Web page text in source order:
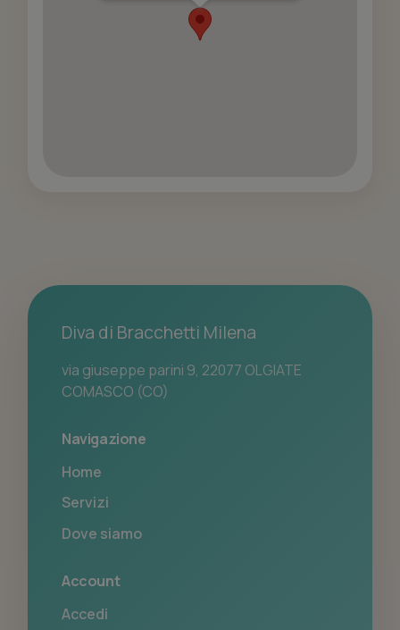
Diva di Bracchetti Milena
via giuseppe parini 9, 22077 OLGIATE
COMASCO (CO)
Navigazione
Home
Servizi
Dove siamo
Account
Accedi